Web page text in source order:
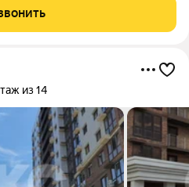
ремонт, санузел
из 14